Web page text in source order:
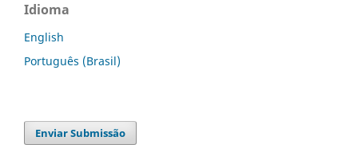
Idioma
English
Português (Brasil)
Enviar Submissão